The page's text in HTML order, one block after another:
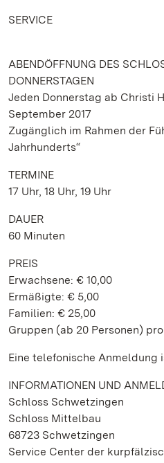
SERVICE
ABENDÖFFNUNG DES
DONNERSTAGEN
Jeden Donnerstag ab Christi
September 2017
Zugänglich im Rahmen der
Jahrhunderts“
TERMINE
17 Uhr, 18 Uhr, 19 Uhr
DAUER
60 Minuten
PREIS
Erwachsene: € 10,00
Ermäßigte: € 5,00
Familien: € 25,00
Gruppen (ab 20 Personen)
Eine telefonische Anmeldung
INFORMATIONEN UND
Schloss Schwetzingen
Schloss Mittelbau
68723 Schwetzingen
Service Center der